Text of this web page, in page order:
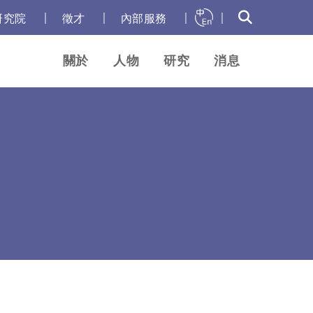
究院 徵才 內部服務
關於 人物 研究 消息